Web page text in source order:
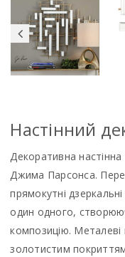
Настінний
Декоративна
Джима Парсонса.
прямокутні
один одного,
композицію. Металеві
золотистим